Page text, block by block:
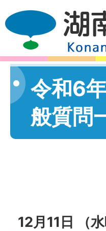
令和6
般質問
12月11日 （